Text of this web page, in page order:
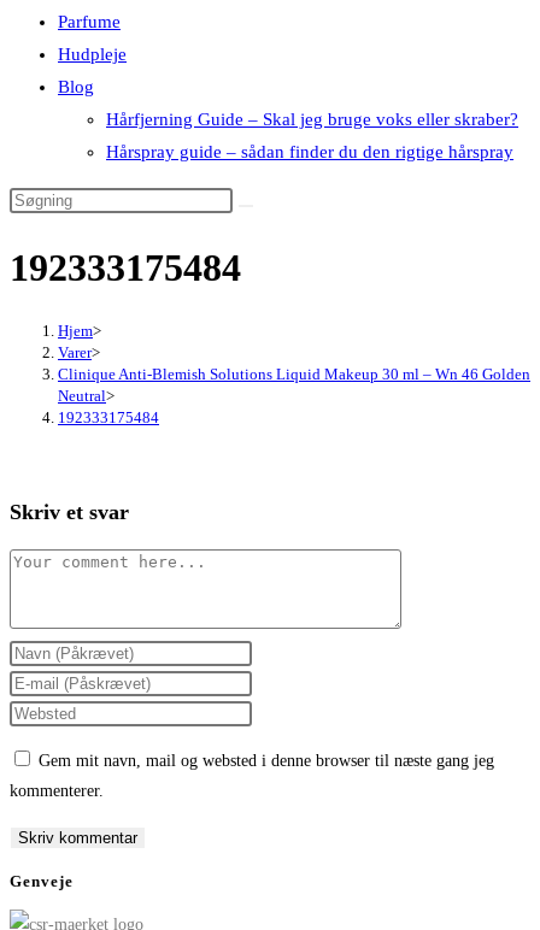
Parfume
Hudpleje
Blog
Hårfjerning Guide – Skal jeg bruge voks eller skraber?
Hårspray guide – sådan finder du den rigtige hårspray
192333175484
Hjem>
Varer>
Clinique Anti-Blemish Solutions Liquid Makeup 30 ml – Wn 46 Golden
Neutral>
192333175484
Skriv et svar
Comment
Enter
your
name
comment
Enter
your
comment
Enter
(optional)
Gem mit navn, mail og websted i denne browser til næste gang jeg
kommenterer.
Genveje